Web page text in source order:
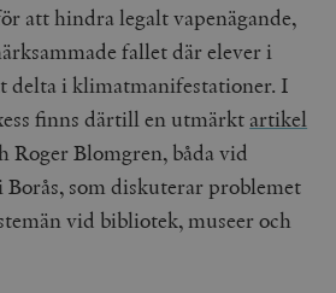
att hindra legalt vapenägande,
fallet där elever i
delta i klimatmanifestationer. I
finns därtill en utmärkt artikel
Roger Blomgren, båda vid
som diskuterar problemet
vid bibliotek, museer och